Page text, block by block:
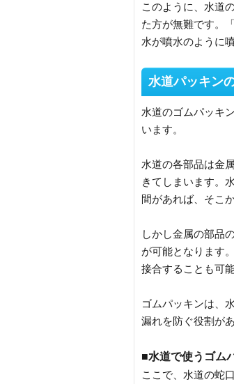
このように、水道
た方が無難です。
水が噴水のように
水道パッキン
水道のゴムパッキ
います。
水道の各部品は金
きてしまいます。
間があれば、そこ
しかし金属の部品
が可能となります
接合することも可
ゴムパッキンは、
漏れを防ぐ役割があ
■水道で使うゴム
ここで、水道の蛇